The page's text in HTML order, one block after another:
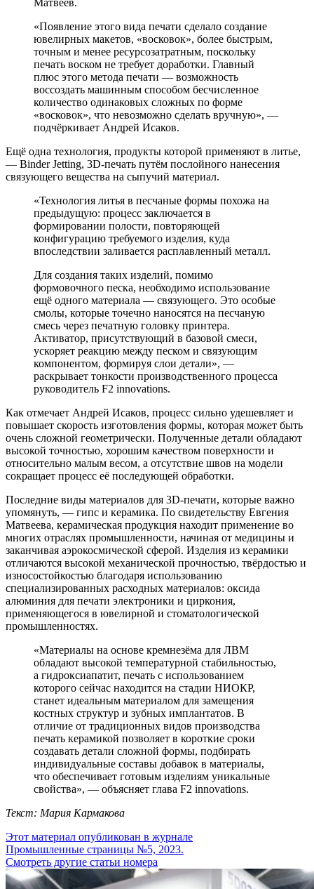
«Появление этого вида печати сделало создание
ювелирных макетов, «восковок», более быстрым,
точным и менее ресурсозатратным, поскольку
печать воском не требует доработки. Главный
плюс этого метода печати — возможность
воссоздать машинным способом бесчисленное
количество одинаковых сложных по форме
«восковок», что невозможно сделать вручную», —
подчёркивает Андрей Исаков.
Ещё одна технология, продукты которой применяют в литье,
— Binder Jetting, 3D-печать путём послойного нанесения
связующего вещества на сыпучий материал.
«Технология литья в песчаные формы похожа на
предыдущую: процесс заключается в
формировании полости, повторяющей
конфигурацию требуемого изделия, куда
впоследствии заливается расплавленный металл.
Для создания таких изделий, помимо
формовочного песка, необходимо использование
ещё одного материала — связующего. Это особые
смолы, которые точечно наносятся на песчаную
смесь через печатную головку принтера.
Активатор, присутствующий в базовой смеси,
ускоряет реакцию между песком и связующим
компонентом, формируя слои детали», —
раскрывает тонкости производственного процесса
руководитель F2 innovations.
Как отмечает Андрей Исаков, процесс сильно удешевляет и
повышает скорость изготовления формы, которая может быть
очень сложной геометрически. Полученные детали обладают
высокой точностью, хорошим качеством поверхности и
относительно малым весом, а отсутствие швов на модели
сокращает процесс её последующей обработки.
Последние виды материалов для 3D-печати, которые важно
упомянуть, — гипс и керамика. По свидетельству Евгения
Матвеева, керамическая продукция находит применение во
многих отраслях промышленности, начиная от медицины и
заканчивая аэрокосмической сферой. Изделия из керамики
отличаются высокой механической прочностью, твёрдостью и
износостойкостью благодаря использованию
специализированных расходных материалов: оксида
алюминия для печати электроники и циркония,
применяющегося в ювелирной и стоматологической
промышленностях.
«Материалы на основе кремнезёма для ЛВМ
обладают высокой температурной стабильностью,
а гидроксиапатит, печать с использованием
которого сейчас находится на стадии НИОКР,
станет идеальным материалом для замещения
костных структур и зубных имплантатов. В
отличие от традиционных видов производства
печать керамикой позволяет в короткие сроки
создавать детали сложной формы, подбирать
индивидуальные составы добавок в материалы,
что обеспечивает готовым изделиям уникальные
свойства», — объясняет глава F2 innovations.
Текст: Мария Кармакова
Этот материал опубликован в журнале
Промышленные страницы №5, 2023.
Смотреть другие статьи номера